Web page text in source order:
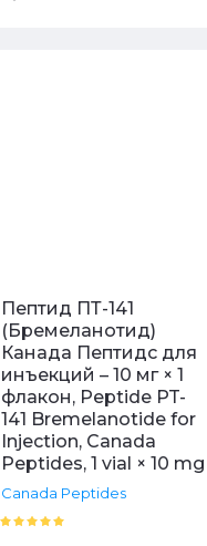
Пептид ПТ-141
(Бремеланотид)
Канада Пептидс для
инъекций – 10 мг × 1
флакон, Peptide PT-
141 Bremelanotide for
Injection, Canada
Peptides, 1 vial × 10 mg
Canada Peptides